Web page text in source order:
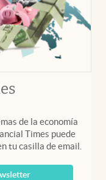
abre en
de la economía
Times puede
tu casilla de email.